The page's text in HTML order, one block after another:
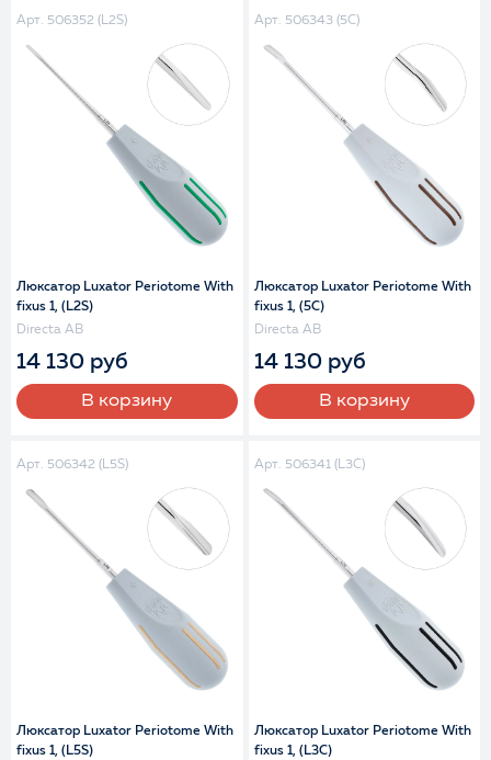
Арт. 506352 (L2S)
Люксатор Luxator Periotome With
fixus 1, (L2S)
Directa AB
14 130 руб
В корзину
Арт. 506343 (5C)
Люксатор Luxator Periotome With
fixus 1, (5C)
Directa AB
14 130 руб
В корзину
Арт. 506342 (L5S)
Люксатор Luxator Periotome With
fixus 1, (L5S)
Арт. 506341 (L3C)
Люксатор Luxator Periotome With
fixus 1, (L3C)